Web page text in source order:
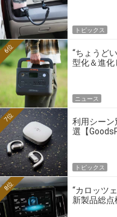
トピックス
“ちょうど
型化＆進化
6位
ニュース
利用シーン
選【
7位
トピックス
“カロッツ
新製品総点
8位